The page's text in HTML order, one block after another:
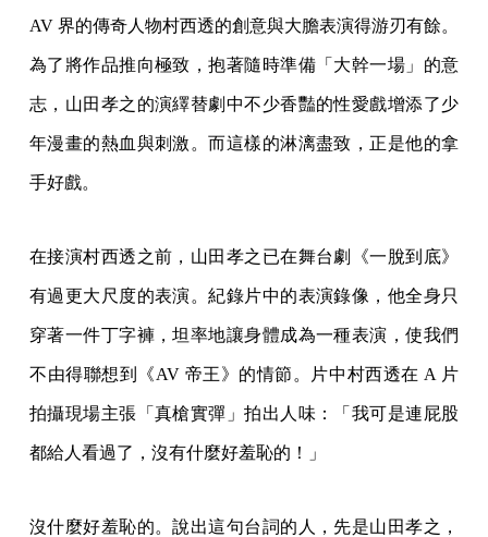
AV 界的傳奇人物村西透的創意與大膽表演得游刃有餘。
為了將作品推向極致，抱著隨時準備「大幹一場」的意
志，山田孝之的演繹替劇中不少香豔的性愛戲增添了少
年漫畫的熱血與刺激。而這樣的淋漓盡致，正是他的拿
手好戲。
在接演村西透之前，山田孝之已在舞台劇《一脫到底》
有過更大尺度的表演。紀錄片中的表演錄像，他全身只
穿著一件丁字褲，坦率地讓身體成為一種表演，使我們
不由得聯想到《AV 帝王》的情節。片中村西透在 A 片
拍攝現場主張「真槍實彈」拍出人味：「我可是連屁股
都給人看過了，沒有什麼好羞恥的！」
沒什麼好羞恥的。說出這句台詞的人，先是山田孝之，